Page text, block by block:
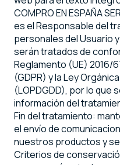
COMPRO EN ESPAÑA
es el Responsable del
personales del Usuario
serán tratados de
Reglamento (UE) 2016/
(GDPR) y la Ley
(LOPDGDD), por lo que
información del
Fin del tratamiento:
el envío de
nuestros productos y
Criterios de